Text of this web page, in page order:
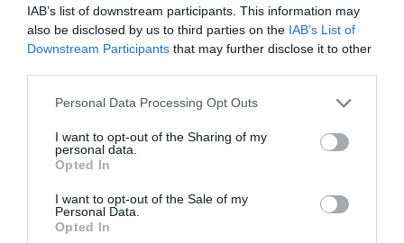
IAB’s list of downstream participants. This information may
also be disclosed by us to third parties on the IAB’s List of
Downstream Participants that may further disclose it to other
Personal Data Processing Opt Outs
I want to opt-out of the Sharing of my
personal data.
Opted In
I want to opt-out of the Sale of my
Personal Data.
Opted In
Per le famiglie sono disponibili Family Room con due camere da letto
separate e bagno in comune.
Inoltre sono disponibili 2 Suite per gli ospiti più esigenti.
Camere disponibili: Matrimoniale, Tripla, Quadrupla, Matrimoniale vista
Servizi Inclusi nel prezzo
Check In e Check Out Rapidi
Informazioni Turistiche
Internet Point
Personale Multilingua
Sala Lettura
Ristorante e Bar